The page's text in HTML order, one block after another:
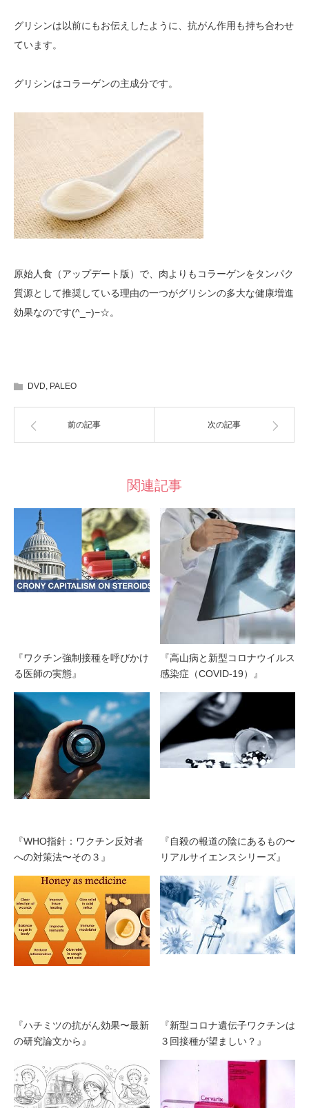
グリシンは以前にもお伝えしたように、抗がん作用も持ち合わせ
ています。
グリシンはコラーゲンの主成分です。
原始人食（アップデート版）で、肉よりもコラーゲンをタンパク
質源として推奨している理由の一つがグリシンの多大な健康増進
効果なのです(^_−)−☆。
DVD, PALEO
前の記事 次の記事
関連記事
『ワクチン強制接種を呼びかけ
る医師の実態』
『高山病と新型コロナウイルス
感染症（COVID-19）』
『WHO指針：ワクチン反対者
への対策法〜その３』
『自殺の報道の陰にあるもの〜
リアルサイエンスシリーズ』
『ハチミツの抗がん効果〜最新
の研究論文から』
『新型コロナ遺伝子ワクチンは
３回接種が望ましい？』